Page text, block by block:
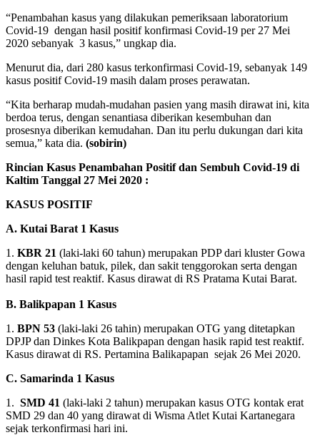
“Penambahan kasus yang dilakukan pemeriksaan laboratorium
Covid-19 dengan hasil positif konfirmasi Covid-19 per 27 Mei
2020 sebanyak 3 kasus,” ungkap dia.
Menurut dia, dari 280 kasus terkonfirmasi Covid-19, sebanyak 149
kasus positif Covid-19 masih dalam proses perawatan.
“Kita berharap mudah-mudahan pasien yang masih dirawat ini, kita
berdoa terus, dengan senantiasa diberikan kesembuhan dan
prosesnya diberikan kemudahan. Dan itu perlu dukungan dari kita
semua,” kata dia. (sobirin)
Rincian Kasus Penambahan Positif dan Sembuh Covid-19 di
Kaltim Tanggal 27 Mei 2020 :
KASUS POSITIF
A. Kutai Barat 1 Kasus
1. KBR 21 (laki-laki 60 tahun) merupakan PDP dari kluster Gowa
dengan keluhan batuk, pilek, dan sakit tenggorokan serta dengan
hasil rapid test reaktif. Kasus dirawat di RS Pratama Kutai Barat.
B. Balikpapan 1 Kasus
1. BPN 53 (laki-laki 26 tahin) merupakan OTG yang ditetapkan
DPJP dan Dinkes Kota Balikpapan dengan hasik rapid test reaktif.
Kasus dirawat di RS. Pertamina Balikapapan sejak 26 Mei 2020.
C. Samarinda 1 Kasus
1. SMD 41 (laki-laki 2 tahun) merupakan kasus OTG kontak erat
SMD 29 dan 40 yang dirawat di Wisma Atlet Kutai Kartanegara
sejak terkonfirmasi hari ini.